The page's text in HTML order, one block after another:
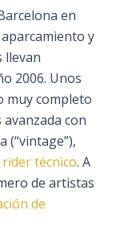
en
y
llevan
2006. Unos
muy completo
con
(“vintage”),
rider técnico. A
de artistas
de